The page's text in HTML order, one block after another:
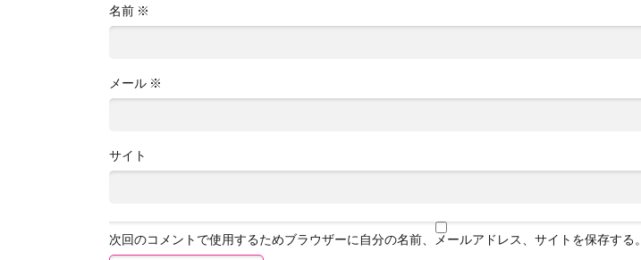
名前 ※
メール ※
サイト
次回のコメントで使用するためブラウザーに自分の名前、メールアドレス、サイトを保存する。